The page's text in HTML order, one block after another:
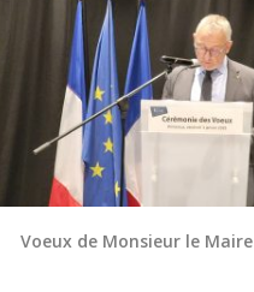
Voeux de Monsieur le Maire